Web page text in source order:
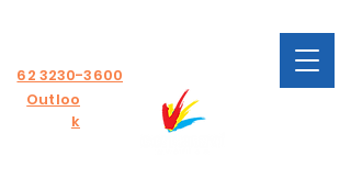
62 3230-3600
Outloo
k